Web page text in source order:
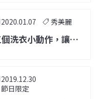
2020.01.07 秀美麗
洗衣小動作，讓你
2019.12.30
節日限定